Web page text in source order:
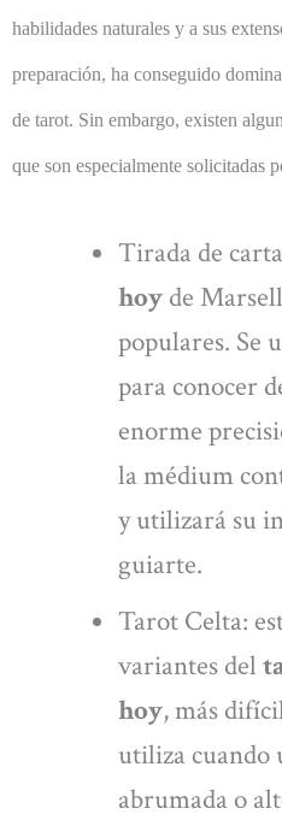
habilidades naturales y a sus
preparación, ha conseguido
de tarot. Sin embargo, existen
que son especialmente solicitadas
Tirada de
hoy de
populares. Se
para conocer
enorme
la médium
y utilizará su
guiarte.
Tarot Celta:
variantes del
hoy, más
utiliza cuando
abrumada o